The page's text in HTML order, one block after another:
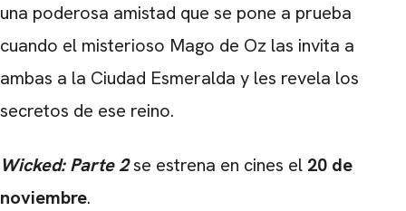
una poderosa amistad que se pone a prueba
cuando el misterioso Mago de Oz las invita a
ambas a la Ciudad Esmeralda y les revela los
secretos de ese reino.
Wicked: Parte 2se estrena en cines el 20 de
noviembre.